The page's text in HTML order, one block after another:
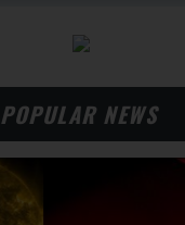
POPULAR NEWS